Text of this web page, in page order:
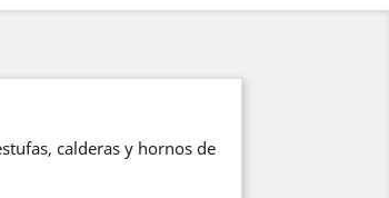
calderas y hornos de